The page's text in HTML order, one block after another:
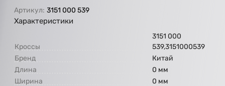
Артикул: 3151 000 539
Характеристики
Кроссы
3151 000
539,3151000539
Бренд
Китай
Длина
0 мм
Ширина
0 мм